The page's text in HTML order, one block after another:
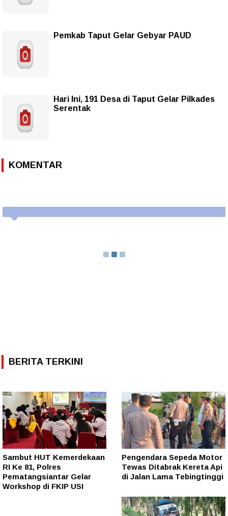
Pemkab Taput Gelar Gebyar PAUD
Hari Ini, 191 Desa di Taput Gelar Pilkades
Serentak
KOMENTAR
BERITA TERKINI
Sambut HUT Kemerdekaan
RI Ke 81, Polres
Pematangsiantar Gelar
Workshop di FKIP USI
Pengendara Sepeda Motor
Tewas Ditabrak Kereta Api
di Jalan Lama Tebingtinggi